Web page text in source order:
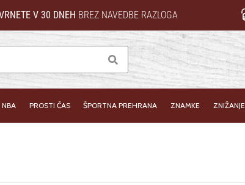
V 30 DNEH BREZ NAVEDBE RAZLOGA
Iskanje
NBA PROSTI ČAS ŠPORTNA PREHRANA ZNAMKE ZNIŽANJE